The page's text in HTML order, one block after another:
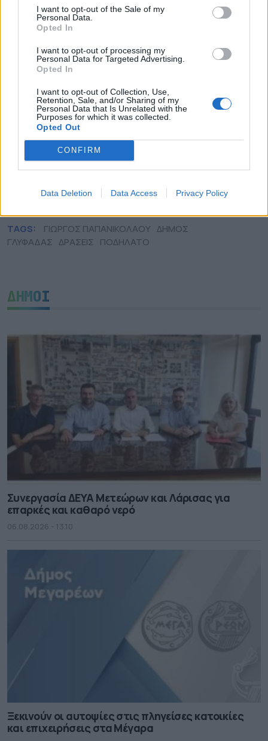
I want to opt-out of the Sale of my
Personal Data.
Opted In
I want to opt-out of processing my
Personal Data for Targeted Advertising.
Opted In
I want to opt-out of Collection, Use,
Retention, Sale, and/or Sharing of my
Personal Data that Is Unrelated with the
Purposes for which it was collected.
Opted Out
CONFIRM
Data Deletion Data Access Privacy Policy
και Νέας Γενιάς, Άννυ Καυκά,και ο
Εντεταλμένος Δημοτικός Σύμβουλος
Αθλητισμού, Μανώλης Χάντζος.
ΟΛΕΣ ΟΙ ΕΙΔΗΣΕΙΣ
Συνεργασία ΔΕΥΑ Μετεώρων και Λάρισας για
επαρκές και καθαρό νερό
Ξεκινούν οι αυτοψίες στις πληγείσες κατοικίες
και επιχειρήσεις στα Μέγαρα
Κυλλήνης από το Ταμείο Αλληλεγγύης
TAGS: ΓΙΩΡΓΟΣ ΠΑΠΑΝΙΚΟΛΑΟΥ ΔΗΜΟΣ
ΓΛΥΦΑΔΑΣ ΔΡΑΣΕΙΣ ΠΟΔΗΛΑΤΟ
ΔΗΜΟΙ
Συνεργασία ΔΕΥΑ Μετεώρων και Λάρισας για
επαρκές και καθαρό νερό
06.08.2026 - 13.10
Ξεκινούν οι αυτοψίες στις πληγείσες κατοικίες
και επιχειρήσεις στα Μέγαρα